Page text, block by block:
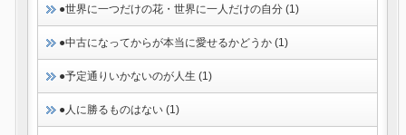
●世界に一つだけの花・世界に一人だけの自分 (1)
●中古になってからが本当に愛せるかどうか (1)
●予定通りいかないのが人生 (1)
●人に勝るものはない (1)